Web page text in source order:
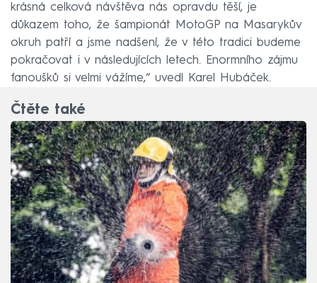
krásná celková návštěva nás opravdu těší, je
důkazem toho, že šampionát MotoGP na Masarykův
okruh patří a jsme nadšení, že v této tradici budeme
pokračovat i v následujících letech. Enormního zájmu
fanoušků si velmi vážíme,“ uvedl Karel Hubáček.
Čtěte také